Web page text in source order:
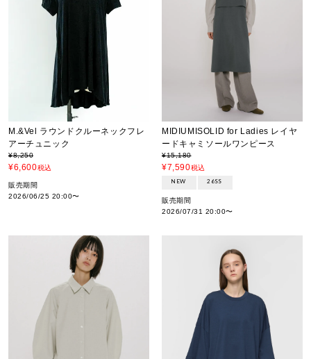
M.&Vel ラウンドクルーネックフレ
アーチュニック
¥8,250
¥6,600税込
販売期間
2026/06/25 20:00〜
MIDIUMISOLID for Ladies レイヤ
ードキャミソールワンピース
¥15,180
¥7,590税込
NEW 26SS
販売期間
2026/07/31 20:00〜